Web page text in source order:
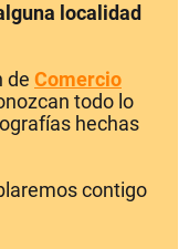
localidad
de Comercio
todo lo
hechas
contigo